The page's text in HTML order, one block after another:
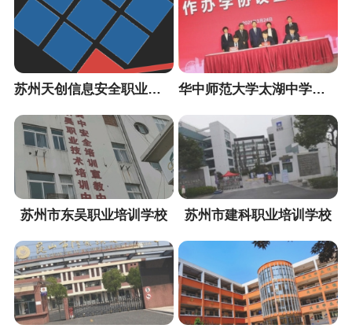
苏州天创信息安全职业培训中心 华中师范大学太湖中学（暂定名）
苏州市东吴职业培训学校 苏州市建科职业培训学校